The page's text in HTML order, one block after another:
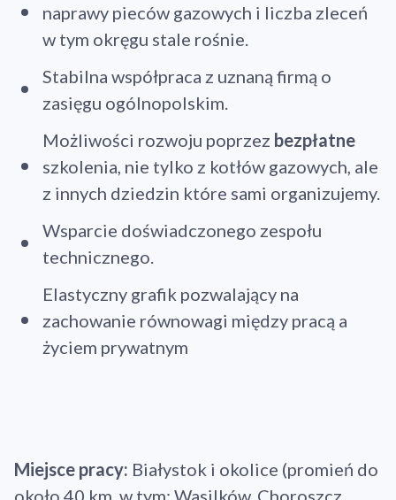
naprawy pieców gazowych i liczba zleceń
w tym okręgu stale rośnie.
Stabilna współpraca z uznaną firmą o
zasięgu ogólnopolskim.
Możliwości rozwoju poprzez bezpłatne
szkolenia, nie tylko z kotłów gazowych, ale
z innych dziedzin które sami organizujemy.
Wsparcie doświadczonego zespołu
technicznego.
Elastyczny grafik pozwalający na
zachowanie równowagi między pracą a
życiem prywatnym
Miejsce pracy: Białystok i okolice (promień do
około 40 km, w tym: Wasilków, Choroszcz,